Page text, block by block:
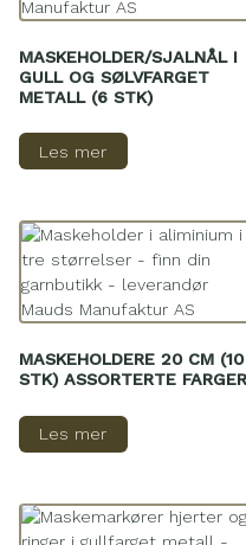
MASKEHOLDER/SJALNÅL I
GULL OG SØLVFARGET
METALL (6 STK)
Les mer
MASKEHOLDERE 20 CM (10
STK) ASSORTERTE FARGER
Les mer